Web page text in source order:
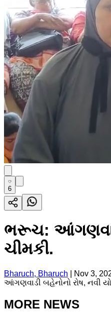
6
ભરૂચ:
ચીમકી.
Bharuch, Bharuch
Nov 3,
આંગણવાડી બહેનોનો રોષ, નવી
MORE NEWS